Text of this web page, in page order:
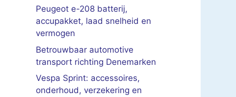
Peugeot e-208 batterij,
accupakket, laad snelheid en
vermogen
Betrouwbaar automotive
transport richting Denemarken
Vespa Sprint: accessoires,
onderhoud, verzekering en